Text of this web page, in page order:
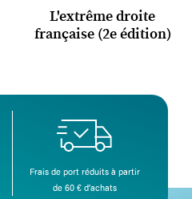
L'extrême droite
française (2e édition)
Frais de port réduits à partir
de 60 € d’achats